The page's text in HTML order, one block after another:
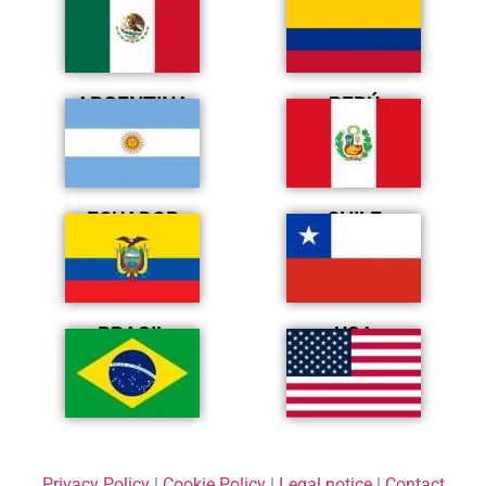
ARGENTINA PERÚ
ECUADOR CHILE
BRASIL USA